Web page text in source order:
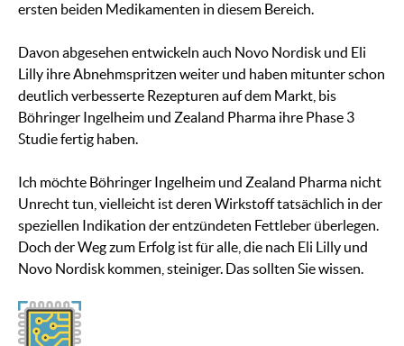
ersten beiden Medikamenten in diesem Bereich.
Davon abgesehen entwickeln auch Novo Nordisk und Eli
Lilly ihre Abnehmspritzen weiter und haben mitunter schon
deutlich verbesserte Rezepturen auf dem Markt, bis
Böhringer Ingelheim und Zealand Pharma ihre Phase 3
Studie fertig haben.
Ich möchte Böhringer Ingelheim und Zealand Pharma nicht
Unrecht tun, vielleicht ist deren Wirkstoff tatsächlich in der
speziellen Indikation der entzündeten Fettleber überlegen.
Doch der Weg zum Erfolg ist für alle, die nach Eli Lilly und
Novo Nordisk kommen, steiniger. Das sollten Sie wissen.